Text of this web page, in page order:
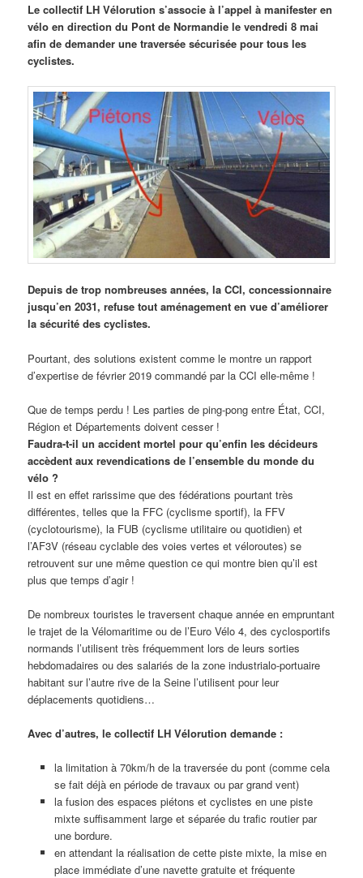
Le collectif LH Vélorution s’associe à l’appel à manifester en
vélo en direction du Pont de Normandie le vendredi 8 mai
afin de demander une traversée sécurisée pour tous les
cyclistes.
Depuis de trop nombreuses années, la CCI, concessionnaire
jusqu’en 2031, refuse tout aménagement en vue d’améliorer
la sécurité des cyclistes.
Pourtant, des solutions existent comme le montre un rapport
d’expertise de février 2019 commandé par la CCI elle-même !
Que de temps perdu ! Les parties de ping-pong entre État, CCI,
Région et Départements doivent cesser !
Faudra-t-il un accident mortel pour qu’enfin les décideurs
accèdent aux revendications de l’ensemble du monde du
vélo ?
Il est en effet rarissime que des fédérations pourtant très
différentes, telles que la FFC (cyclisme sportif), la FFV
(cyclotourisme), la FUB (cyclisme utilitaire ou quotidien) et
l’AF3V (réseau cyclable des voies vertes et véloroutes) se
retrouvent sur une même question ce qui montre bien qu’il est
plus que temps d’agir !
De nombreux touristes le traversent chaque année en empruntant
le trajet de la Vélomaritime ou de l’Euro Vélo 4, des cyclosportifs
normands l’utilisent très fréquemment lors de leurs sorties
hebdomadaires ou des salariés de la zone industrialo-portuaire
habitant sur l’autre rive de la Seine l’utilisent pour leur
déplacements quotidiens…
Avec d’autres, le collectif LH Vélorution demande :
la limitation à 70km/h de la traversée du pont (comme cela
se fait déjà en période de travaux ou par grand vent)
la fusion des espaces piétons et cyclistes en une piste
mixte suffisamment large et séparée du trafic routier par
une bordure.
en attendant la réalisation de cette piste mixte, la mise en
place immédiate d’une navette gratuite et fréquente